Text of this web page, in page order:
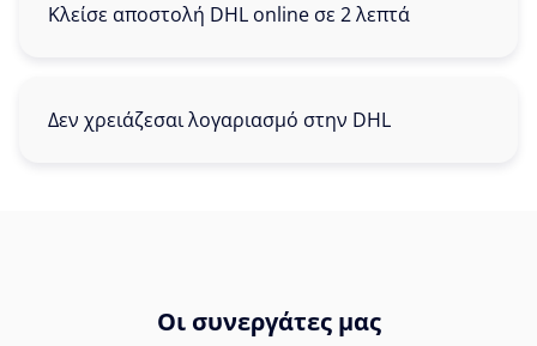
Κλείσε αποστολή DHL online σε 2 λεπτά
Δεν χρειάζεσαι λογαριασμό στην DHL
Οι συνεργάτες μας